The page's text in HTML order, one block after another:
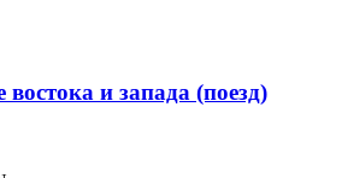
и запада (поезд)